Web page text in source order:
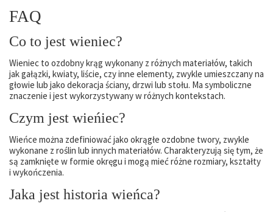
FAQ
Co to jest wieniec?
Wieniec to ozdobny krąg wykonany z różnych materiałów, takich
jak gałązki, kwiaty, liście, czy inne elementy, zwykle umieszczany na
głowie lub jako dekoracja ściany, drzwi lub stołu. Ma symboliczne
znaczenie i jest wykorzystywany w różnych kontekstach.
Czym jest wieńiec?
Wieńce można zdefiniować jako okrągłe ozdobne twory, zwykle
wykonane z roślin lub innych materiałów. Charakteryzują się tym, że
są zamknięte w formie okręgu i mogą mieć różne rozmiary, kształty
i wykończenia.
Jaka jest historia wieńca?